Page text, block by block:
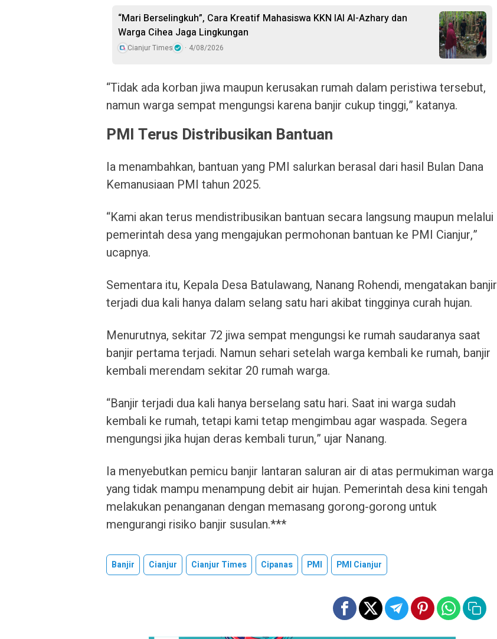
“Mari Berselingkuh”, Cara Kreatif Mahasiswa KKN IAI Al-Azhary dan
Warga Cihea Jaga Lingkungan
Cianjur Times 4/08/2026
“Tidak ada korban jiwa maupun kerusakan rumah dalam peristiwa tersebut,
namun warga sempat mengungsi karena banjir cukup tinggi,” katanya.
PMI Terus Distribusikan Bantuan
Ia menambahkan, bantuan yang PMI salurkan berasal dari hasil Bulan Dana
Kemanusiaan PMI tahun 2025.
“Kami akan terus mendistribusikan bantuan secara langsung maupun melalui
pemerintah desa yang mengajukan permohonan bantuan ke PMI Cianjur,”
ucapnya.
Sementara itu, Kepala Desa Batulawang, Nanang Rohendi, mengatakan banjir
terjadi dua kali hanya dalam selang satu hari akibat tingginya curah hujan.
Menurutnya, sekitar 72 jiwa sempat mengungsi ke rumah saudaranya saat
banjir pertama terjadi. Namun sehari setelah warga kembali ke rumah, banjir
kembali merendam sekitar 20 rumah warga.
“Banjir terjadi dua kali hanya berselang satu hari. Saat ini warga sudah
kembali ke rumah, tetapi kami tetap mengimbau agar waspada. Segera
mengungsi jika hujan deras kembali turun,” ujar Nanang.
Ia menyebutkan pemicu banjir lantaran saluran air di atas permukiman warga
yang tidak mampu menampung debit air hujan. Pemerintah desa kini tengah
melakukan penanganan dengan memasang gorong-gorong untuk
mengurangi risiko banjir susulan.***
Banjir Cianjur Cianjur Times Cipanas PMI PMI Cianjur